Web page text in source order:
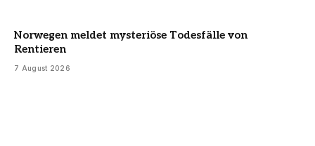
Norwegen meldet mysteriöse Todesfälle von
Rentieren
7 August 2026